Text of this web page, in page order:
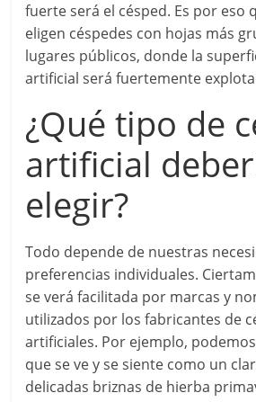
fuerte será el césped. Es por eso
eligen céspedes con hojas más
lugares públicos, donde la
artificial será fuertemente
¿Qué tipo de
artificial
elegir?
Todo depende de nuestras
preferencias individuales.
se verá facilitada por marcas y
utilizados por los fabricantes de
artificiales. Por ejemplo,
que se ve y se siente como un
delicadas briznas de hierba